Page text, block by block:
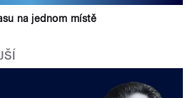
na jednom místě